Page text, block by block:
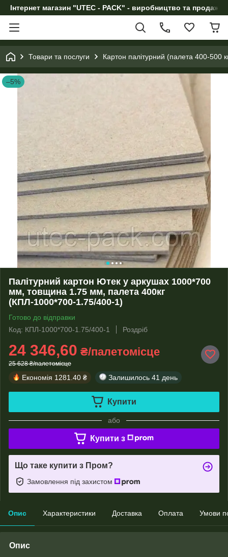
Інтернет магазин "UTEC - PACK" - виробництво та продаж
Товари та послуги Картон палітурний (палета 400-500
–5%
Палітурний картон Ютек у аркушах 1000*700
мм, товщина 1.75 мм, палета 400кг
(КПЛ-1000*700-1.75/400-1)
Готово до відправки
Код: КПЛ-1000*700-1.75/400-1
Роздріб
24 346,60 ₴/палетомісце
25 628 ₴/палетомісце
Економія 1281.40 ₴ Залишилось 41 день
Купити
або
Купити з
Що таке купити з Пром?
Замовлення під захистом
Опис Характеристики Доставка Оплата Умови
Опис